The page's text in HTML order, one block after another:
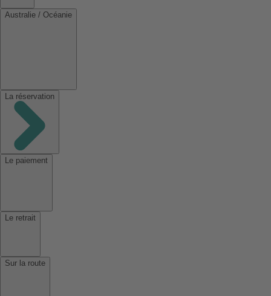
Australie / Océanie
La réservation
Le paiement
Le retrait
Sur la route